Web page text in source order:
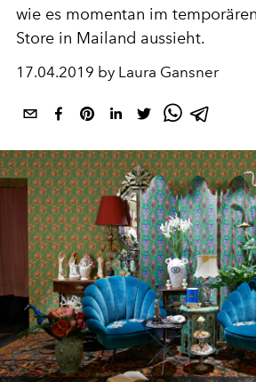
wie es momentan im
Store in Mailand aussieht.
17.04.2019 by Laura Gansner